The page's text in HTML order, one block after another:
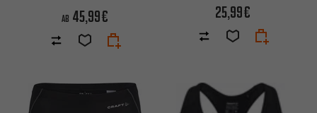
AB 45,99€ 25,99€